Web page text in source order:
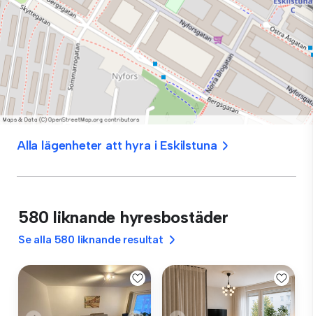
Alla lägenheter att hyra i Eskilstuna
580 liknande hyresbostäder
Se alla 580 liknande resultat